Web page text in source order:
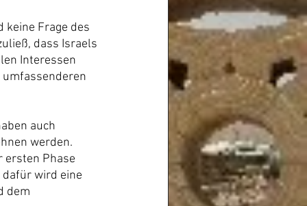
Frage des
dass Israels
Interessen
auch
werden.
ersten Phase
wird eine
dem